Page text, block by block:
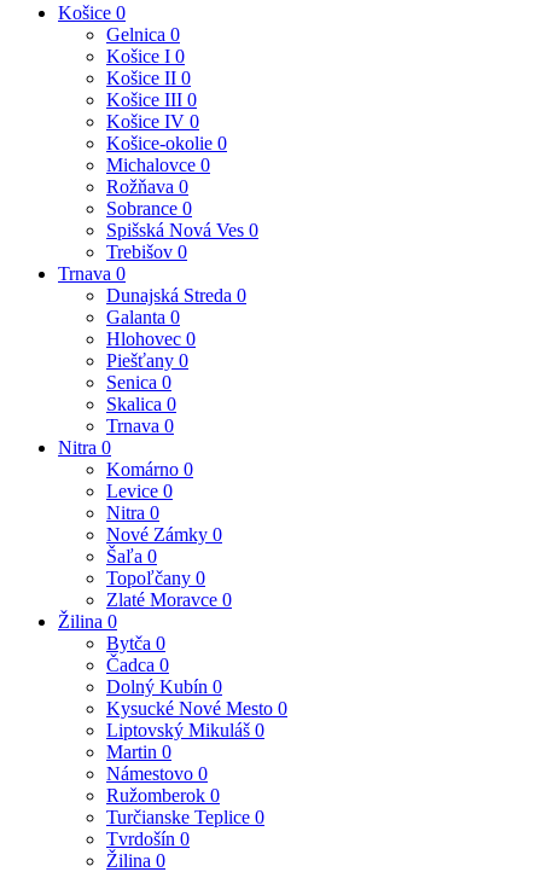
Košice 0
Gelnica 0
Košice I 0
Košice II 0
Košice III 0
Košice IV 0
Košice-okolie 0
Michalovce 0
Rožňava 0
Sobrance 0
Spišská Nová Ves 0
Trebišov 0
Trnava 0
Dunajská Streda 0
Galanta 0
Hlohovec 0
Piešťany 0
Senica 0
Skalica 0
Trnava 0
Nitra 0
Komárno 0
Levice 0
Nitra 0
Nové Zámky 0
Šaľa 0
Topoľčany 0
Zlaté Moravce 0
Žilina 0
Bytča 0
Čadca 0
Dolný Kubín 0
Kysucké Nové Mesto 0
Liptovský Mikuláš 0
Martin 0
Námestovo 0
Ružomberok 0
Turčianske Teplice 0
Tvrdošín 0
Žilina 0